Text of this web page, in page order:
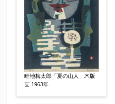
畦地梅太郎「夏の山人」木版
画 1963年